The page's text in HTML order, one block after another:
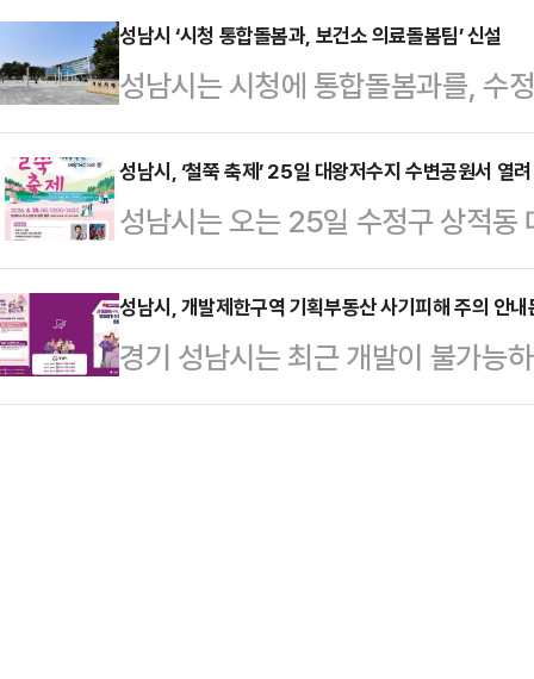
하는 정책을 시행한다고 23일 밝혔
당선 등을 이용해 기후동행카드를
시와 동일하게 4월부터 6월까지 3
원(저소득)부터 6만2000원(일반)
충족할 경우 동일하게 월 3만원의
유가 장기화로 인한 민생…
성남시 ‘시청 통합돌봄과, 보건소 의료돌봄팀’ 신설
성남시는 시청에 통합돌봄과를, 수
을 각각 신설하는 내용의 조직 개
편은 정부의 ‘의료·요양 등 지역 돌
맞춰 성남형 보건·의료·복지 통합
개편에 따라 기존 복지국 노인복지
을 ‘과’로 격상하고, 전담 인력도
치했다.신설된 통합돌봄과는 ▲돌
3개팀으로 구…
성남시, ‘철쭉 축제’ 25일 대왕저수지 수변공원서 열려
성남시는 오는 25일 수정구 상적
철쭉 축제'를 개최한다고 21일 밝
지의 봄'을 주제로, 오전 10시부터
"올해 3월 대왕저수지 수변공원 조
이 찾는 것을 고려해 지난 20년 만
성남시, 개발제한구역 기획부동산 사기피해 주의 안내
경기 성남시는 최근 개발이 불가능
내 토지를 곧 해제될 것처럼 속여